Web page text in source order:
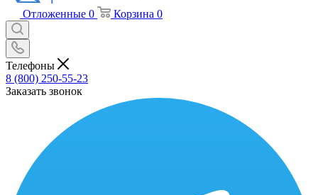
Отложенные 0 Корзина 0
Телефоны
8 (800) 250-55-23
Заказать звонок